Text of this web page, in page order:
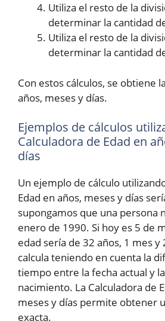
Utiliza el resto de la
determinar la cantidad
Utiliza el resto de la
determinar la cantidad
Con estos cálculos, se obtiene
años, meses y días.
Ejemplos de cálculos
Calculadora de Edad en
días
Un ejemplo de cálculo
Edad en años, meses y días
supongamos que una persona
enero de 1990. Si hoy es 5 de
edad sería de 32 años, 1 mes y
calcula teniendo en cuenta la
tiempo entre la fecha actual y
nacimiento. La Calculadora de
meses y días permite obtener
exacta.